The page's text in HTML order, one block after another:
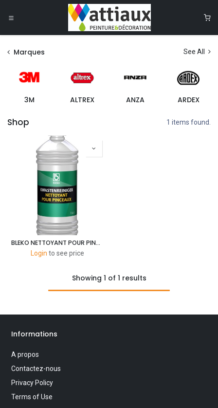
Se rendre au contenu
Marques See All
3M ALTREX ANZA ARDEX
Shop 1 items found.
BLEKO NETTOYANT POUR PINCEAU 1L
Login to see price
Showing 1 of 1 results
Informations
A propos
Contactez-nous
Privacy Policy
Terms of Use